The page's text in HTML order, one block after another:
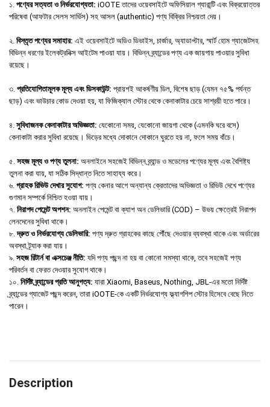
১. পণ্যের সত্যতা ও নির্ভরযোগ্যতা: iOOTE তাদের ওয়েবসাইটে অফিসিয়াল গ্যারান্টি এবং বিক্রয়োত্তর
পরিষেবা (আফটার সেলস সার্ভিস) সহ আসল (authentic) পণ্য বিক্রির নিশ্চয়তা দেয়।
২. বিস্তৃত পণ্যের সমাহার: এই ওয়েবসাইটে অডিও ডিভাইস, চার্জার, অ্যাডাপ্টার, স্মার্ট হোম গ্যাজেটসহ
বিভিন্ন ধরণের ইলেকট্রনিক্স আইটেম পাওয়া যায়। বিভিন্ন ব্র্যান্ডের পণ্য এক জায়গায় পাওয়ার সুবিধা
রয়েছে।
৩. প্রতিযোগিতামূলক মূল্য এবং ডিসকাউন্ট: প্রায়শই আকর্ষণীয় ডিল, বিশেষ ছাড় (যেমন ৭৫% পর্যন্ত
ছাড়) এবং ভাউচার কোড দেওয়া হয়, যা ফিজিক্যাল স্টোর থেকে কেনাকাটার চেয়ে সাশ্রয়ী হতে পারে।
৪. সুবিধাজনক কেনাকাটার অভিজ্ঞতা: যেকোনো সময়, যেকোনো জায়গা থেকে (এমনকি ঘরে বসে)
কেনাকাটা করার সুবিধা রয়েছে। ভিড়ের মধ্যে দোকানে দোকানে ঘুরতে হয় না, ফলে সময় বাঁচে।
৫. সহজ মূল্য ও পণ্য তুলনা: অনলাইনে সহজেই বিভিন্ন ব্র্যান্ড ও মডেলের পণ্যের মূল্য এবং বৈশিষ্ট্য
তুলনা করা যায়, যা সঠিক সিদ্ধান্ত নিতে সাহায্য করে।
৬. গ্রাহক রিভিউ দেখার সুযোগ: পণ্য কেনার আগে অন্যান্য ক্রেতাদের অভিজ্ঞতা ও রিভিউ দেখে পণ্যের
গুণমান সম্পর্কে নিশ্চিত হওয়া যায়।
৭. নিরাপদ পেমেন্ট অপশন: অনলাইন পেমেন্ট বা ক্যাশ অন ডেলিভারি (COD) – উভয় ক্ষেত্রেই নিরাপদ
লেনদেনের সুবিধা থাকে।
৮.দ্রুত ও নির্ভরযোগ্য ডেলিভারি: পণ্য দ্রুত গ্রাহকের কাছে পৌঁছে দেওয়ার ব্যবস্থা থাকে এবং অর্ডারের
অবস্থা ট্র্যাক করা যায়।
৯. সহজ রিটার্ন বা এক্সচেঞ্জ নীতি: যদি পণ্য পছন্দ না হয় বা কোনো সমস্যা থাকে, তবে সহজেই পণ্য
পরিবর্তন বা ফেরত দেওয়ার সুযোগ থাকে।
১০. নির্দিষ্ট ব্র্যান্ডের প্রতি আনুগত্য: যারা Xiaomi, Baseus, Nothing, JBL-এর মতো নির্দিষ্ট
ব্র্যান্ডের গ্যাজেট পছন্দ করেন, তারা iOOTE-কে একটি নির্ভরযোগ্য ফ্ল্যাগশিপ স্টোর হিসেবে বেছে নিতে
পারেন।
Description